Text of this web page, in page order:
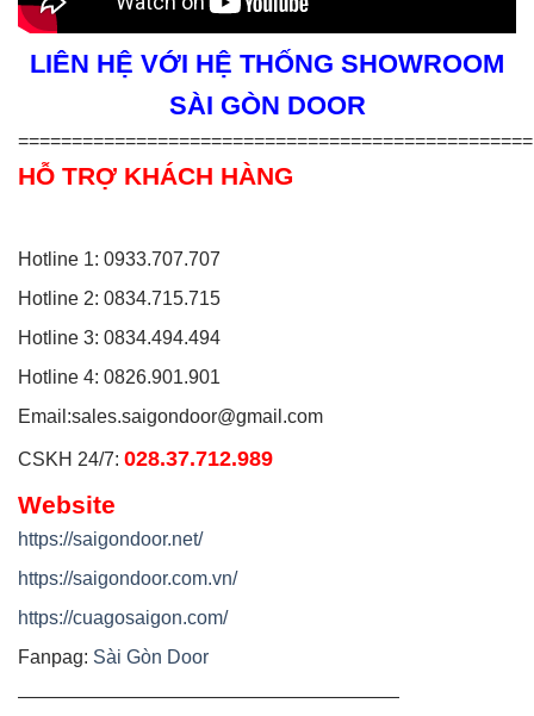
LIÊN HỆ VỚI HỆ THỐNG SHOWROOM
SÀI GÒN DOOR
================================================
HỖ TRỢ KHÁCH HÀNG
Hotline 1: 0933.707.707
Hotline 2: 0834.715.715
Hotline 3: 0834.494.494
Hotline 4: 0826.901.901
Email:sales.saigondoor@gmail.com
CSKH 24/7: 028.37.712.989
Website
https://saigondoor.net/
https://saigondoor.com.vn/
https://cuagosaigon.com/
Fanpag: Sài Gòn Door
————————————————————